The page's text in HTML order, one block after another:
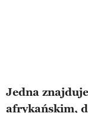
Jedna
afrykańskim,